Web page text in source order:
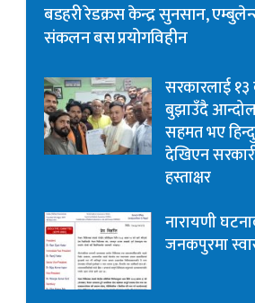
बडहरी रेडक्रस केन्द्र सुनसान,
संकलन बस प्रयोगविहीन
सरकारलाई १३
बुझाउँदै
सहमत भए
देखिएन
हस्ताक्षर
नारायणी
जनकपुरमा